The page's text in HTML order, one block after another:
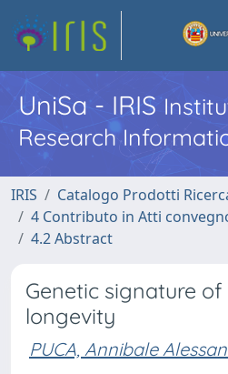
UniSa - IRIS
Research
IRIS
Catalogo Prodotti
4 Contributo in Atti
4.2 Abstract
Genetic signature
longevity
PUCA, Annibale